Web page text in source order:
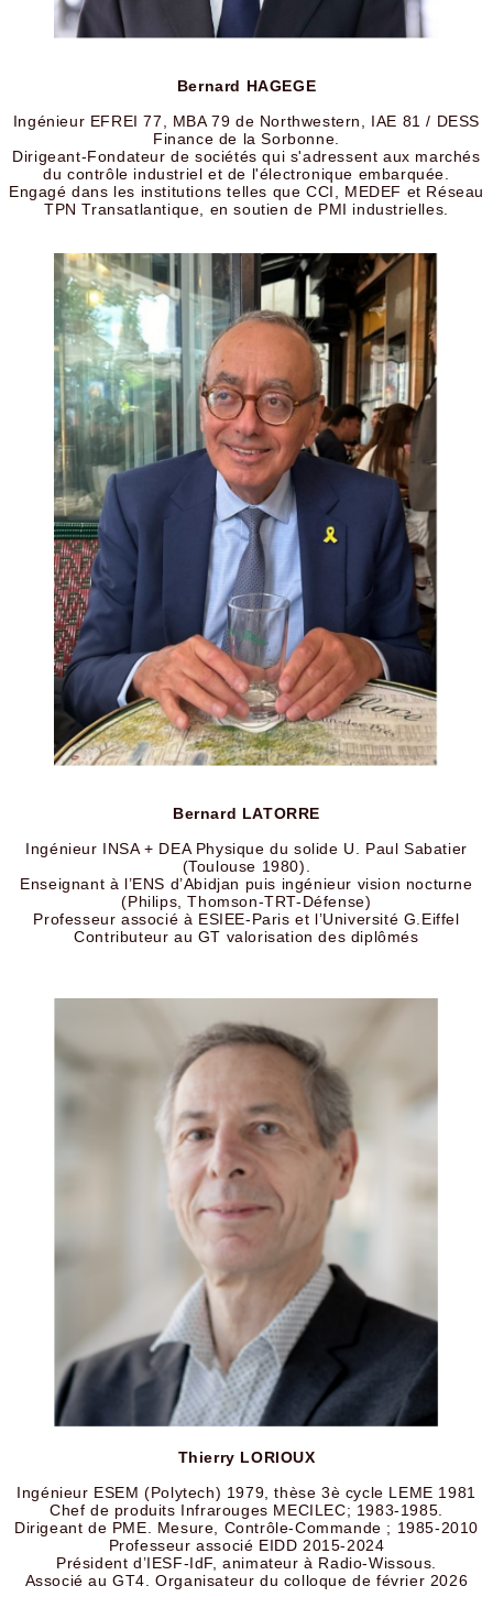
Bernard HAGEGE
Ingénieur EFREI 77, MBA 79 de Northwestern, IAE 81 / DESS
Finance de la Sorbonne.
Dirigeant-Fondateur de sociétés qui s'adressent aux marchés
du contrôle industriel et de l'électronique embarquée.
Engagé dans les institutions telles que CCI, MEDEF et Réseau
TPN Transatlantique, en soutien de PMI industrielles.
Bernard LATORRE
Ingénieur INSA + DEA Physique du solide U. Paul Sabatier
(Toulouse 1980).
Enseignant à l’ENS d’Abidjan puis ingénieur vision nocturne
(Philips, Thomson-TRT-Défense)
Professeur associé à ESIEE-Paris et l’Université G.Eiffel
Contributeur au GT valorisation des diplômés
Thierry LORIOUX
Ingénieur ESEM (Polytech) 1979, thèse 3è cycle LEME 1981
Chef de produits Infrarouges MECILEC; 1983-1985.
Dirigeant de PME. Mesure, Contrôle-Commande ; 1985-2010
Professeur associé EIDD 2015-2024
Président d’IESF-IdF, animateur à Radio-Wissous.
Associé au GT4. Organisateur du colloque de février 2026